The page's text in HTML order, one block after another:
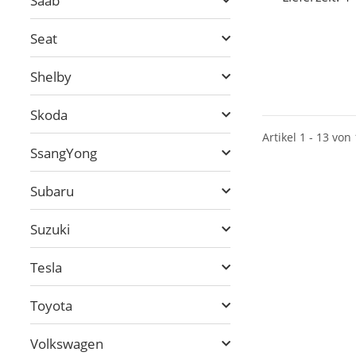
Artikel 1 - 13 von
Seat
Shelby
Skoda
SsangYong
Subaru
Suzuki
Tesla
Toyota
Volkswagen